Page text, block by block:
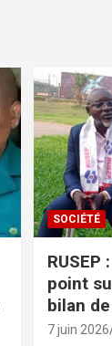
SOCIÉTÉ
point
bilan de
7 juin 2026